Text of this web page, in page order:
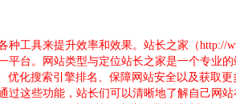
工具来提升效率和效果。站长之家（http://
台。网站类型与定位站长之家是一个专业
化搜索引擎排名、保障网站安全以及获取
这些功能，站长们可以清晰地了解自己网站